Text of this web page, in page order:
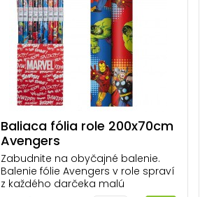
Baliaca fólia role 200x70cm
Avengers
Zabudnite na obyčajné balenie.
Balenie fólie Avengers v role spraví
z každého darčeka malú